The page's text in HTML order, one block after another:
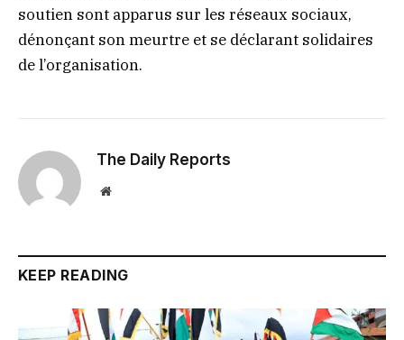
soutien sont apparus sur les réseaux sociaux,
dénonçant son meurtre et se déclarant solidaires
de l’organisation.
The Daily Reports
Website
KEEP READING